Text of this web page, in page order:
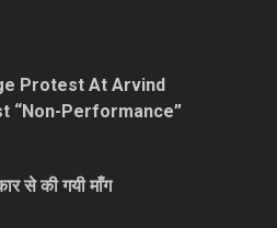
Protest At Arvind
“Non-Performance”
से की गयी माँग